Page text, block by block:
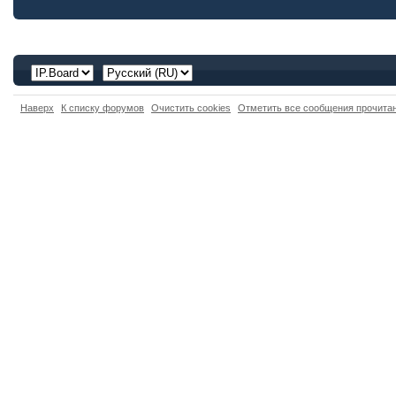
Наверх К списку форумов Очистить cookies Отметить все сообщения